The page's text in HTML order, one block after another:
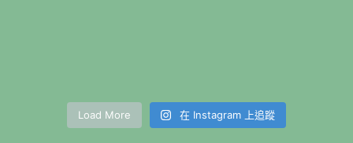
Load More 在 Instagram 上追蹤